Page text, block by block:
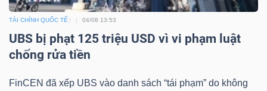
TÀI CHÍNH QUỐC TẾ 04/08 13:53
UBS bị phạt 125 triệu USD vì vi phạm luật
chống rửa tiền
FinCEN đã xếp UBS vào danh sách “tái phạm” do không